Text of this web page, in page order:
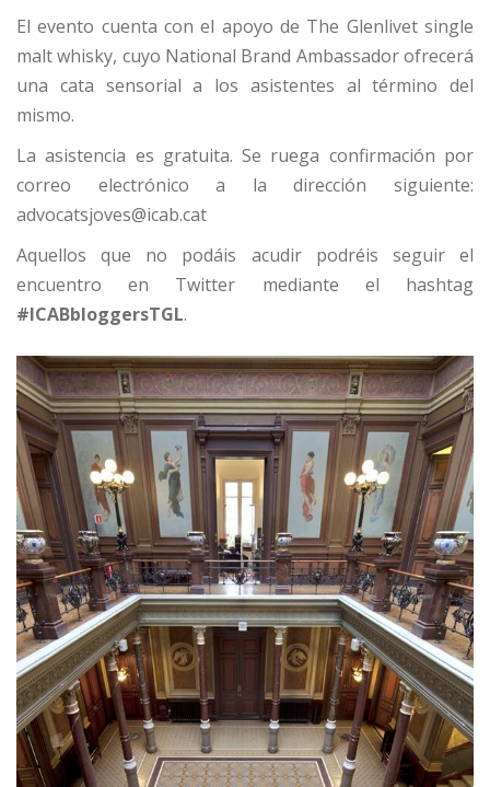
El evento cuenta con el apoyo de The Glenlivet single
malt whisky, cuyo National Brand Ambassador ofrecerá
una cata sensorial a los asistentes al término del
mismo.
La asistencia es gratuita. Se ruega confirmación por
correo electrónico a la dirección siguiente:
advocatsjoves@icab.cat
Aquellos que no podáis acudir podréis seguir el
encuentro en Twitter mediante el hashtag
#ICABbloggersTGL.